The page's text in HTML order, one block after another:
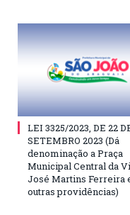
LEI 3325/2023, DE 22
SETEMBRO 2023 (Dá
denominação a Praça
Municipal Central da
José Martins Ferreira
outras providências)